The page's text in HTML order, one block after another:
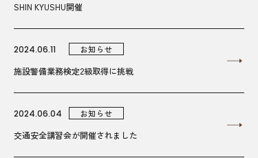
SHIN KYUSHU開催
2024.06.11 お知らせ
施設警備業務検定2級取得に挑戦
2024.06.04 お知らせ
交通安全講習会が開催されました